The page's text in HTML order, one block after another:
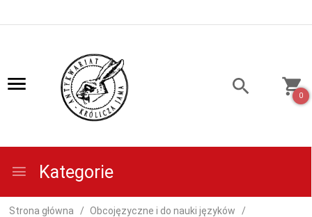
0
Kategorie
Strona główna Obcojęzyczne i do nauki języków